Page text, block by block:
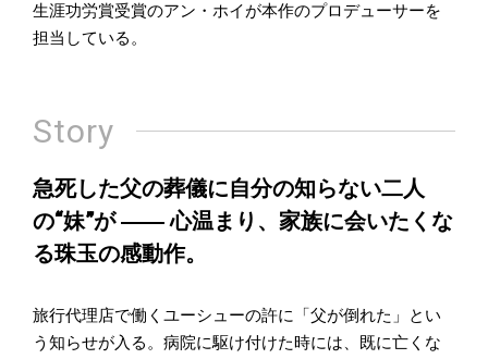
生涯功労賞受賞のアン・ホイが本作のプロデューサーを
担当している。
Story
急死した父の葬儀に自分の知らない二人
の“妹”が ―― 心温まり、家族に会いたくな
る珠玉の感動作。
旅行代理店で働くユーシューの許に「父が倒れた」とい
う知らせが入る。病院に駆け付けた時には、既に亡くな